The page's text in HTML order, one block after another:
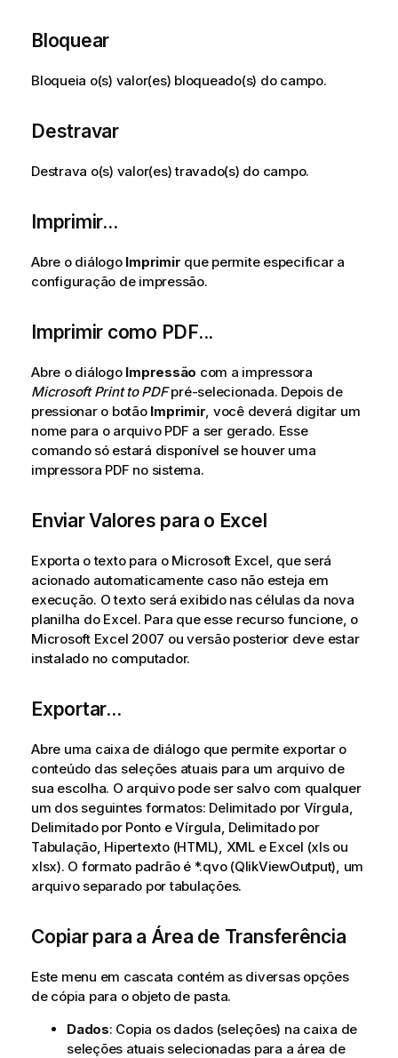
Bloquear
Bloqueia o(s) valor(es) bloqueado(s) do campo.
Destravar
Destrava o(s) valor(es) travado(s) do campo.
Imprimir...
Abre o diálogo Imprimir que permite especificar a
configuração de impressão.
Imprimir como PDF...
Abre o diálogo Impressão com a impressora
Microsoft Print to PDFpré-selecionada. Depois de
pressionar o botão Imprimir, você deverá digitar um
nome para o arquivo PDF a ser gerado. Esse
comando só estará disponível se houver uma
impressora PDF no sistema.
Enviar Valores para o Excel
Exporta o texto para o Microsoft Excel, que será
acionado automaticamente caso não esteja em
execução. O texto será exibido nas células da nova
planilha do Excel. Para que esse recurso funcione, o
Microsoft Excel 2007 ou versão posterior deve estar
instalado no computador.
Exportar...
Abre uma caixa de diálogo que permite exportar o
conteúdo das seleções atuais para um arquivo de
sua escolha. O arquivo pode ser salvo com qualquer
um dos seguintes formatos: Delimitado por Vírgula,
Delimitado por Ponto e Vírgula, Delimitado por
Tabulação, Hipertexto (HTML), XML e Excel (xls ou
xlsx). O formato padrão é *.qvo (QlikViewOutput), um
arquivo separado por tabulações.
Copiar para a Área de Transferência
Este menu em cascata contém as diversas opções
de cópia para o objeto de pasta.
Dados: Copia os dados (seleções) na caixa de
seleções atuais selecionadas para a área de